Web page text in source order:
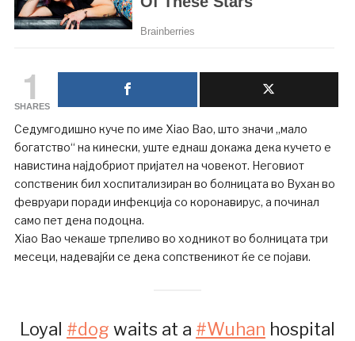
1
SHARES
Седумгодишно куче по име Xiao Bao, што значи „мало
богатство“ на кинески, уште еднаш докажа дека кучето е
навистина најдобриот пријател на човекот. Неговиот
сопственик бил хоспитализиран во болницата во Вухан во
февруари поради инфекција со коронавирус, а починал
само пет дена подоцна.
Xiao Bao чекаше трпеливо во ходникот во болницата три
месеци, надевајќи се дека сопственикот ќе се појави.
Loyal #dog waits at a #Wuhan hospital